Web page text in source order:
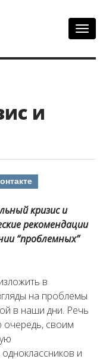
и
кризис и
рекомендации
“проблемных”
в
на проблемы
в наши дни. Речь
очередь, своим
и